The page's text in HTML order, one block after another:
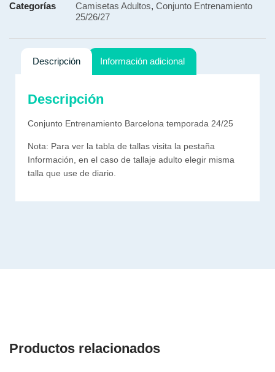
Categorías
Camisetas Adultos, Conjunto Entrenamiento
25/26/27
Descripción Información adicional
Descripción
Conjunto Entrenamiento Barcelona temporada 24/25
Nota: Para ver la tabla de tallas visita la pestaña
Información, en el caso de tallaje adulto elegir misma
talla que use de diario.
Productos relacionados